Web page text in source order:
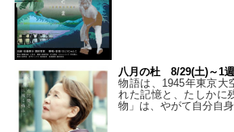
八月の杜 8/29(土)～1
物語は、1945年東京大
れた記憶と、たしかに
物」は、やがて自分自